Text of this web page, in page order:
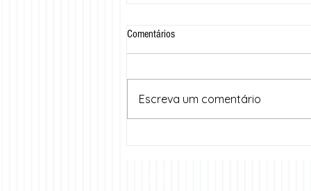
Comentários
Escreva um comentário